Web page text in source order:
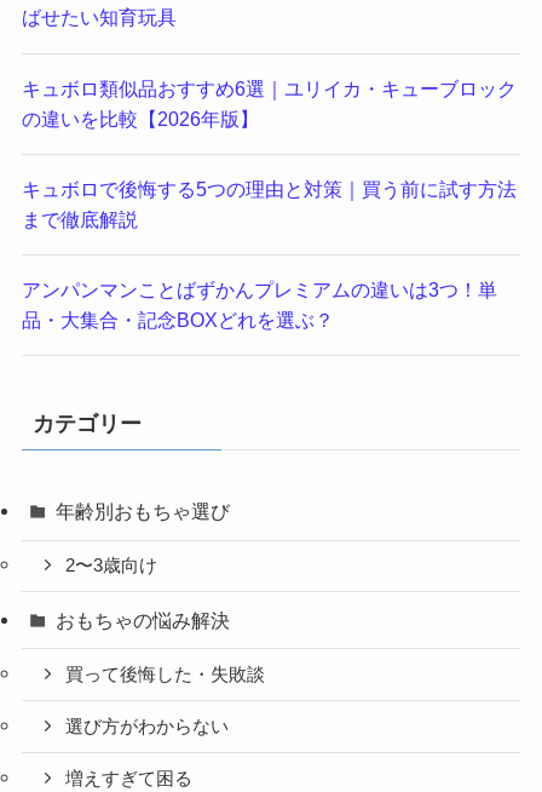
ばせたい知育玩具
キュボロ類似品おすすめ6選｜ユリイカ・キューブロック
の違いを比較【2026年版】
キュボロで後悔する5つの理由と対策｜買う前に試す方法
まで徹底解説
アンパンマンことばずかんプレミアムの違いは3つ！単
品・大集合・記念BOXどれを選ぶ？
カテゴリー
年齢別おもちゃ選び
2〜3歳向け
おもちゃの悩み解決
買って後悔した・失敗談
選び方がわからない
増えすぎて困る